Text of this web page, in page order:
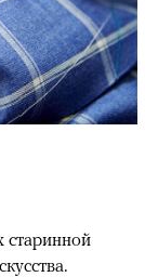
старинной